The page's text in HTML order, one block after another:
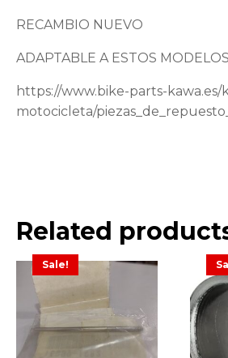
RECAMBIO NUEVO
ADAPTABLE A ESTOS
https://www.bike-parts-kawa.es/
motocicleta/
Related
Sale!